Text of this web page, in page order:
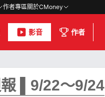
作者專區關於CMoney
影音 作者
▌9/22～9/24